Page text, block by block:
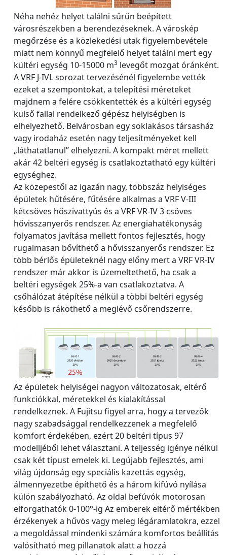
Néha nehéz helyet találni sűrűn beépített
városrészekben a berendezéseknek. A városkép
megőrzése és a közlekedési utak figyelembevétele
miatt nem könnyű megfelelő helyet találni mert egy
kültéri egység 10-15000 m3 levegőt mozgat óránként.
A VRF J-IVL sorozat tervezésénél figyelembe vették
ezeket a szempontokat, a telepítési méreteket
majdnem a felére csökkentették és a kültéri egység
külső fallal rendelkező gépész helyiségben is
elhelyezhető. Belvárosban egy soklakásos társasház
vagy irodaház esetén nagy teljesítményeket kell
„láthatatlanul” elhelyezni. A kompakt méret mellett
akár 42 beltéri egység is csatlakoztatható egy kültéri
egységhez.
Az közepestől az igazán nagy, többszáz helyiséges
épületek hűtésére, fűtésére alkalmas a VRF V-III
kétcsöves hőszivattyús és a VRF VR-IV 3 csöves
hővisszanyerős rendszer. Az energiahatékonyság
folyamatos javítása mellett fontos fejlesztés, hogy
rugalmasan bővíthető a hővisszanyerős rendszer. Ez
több bérlős épületeknél nagy előny mert a VRF VR-IV
rendszer már akkor is üzemeltethető, ha csak a
beltéri egységek 25%-a van csatlakoztatva. A
csőhálózat átépítése nélkül a többi beltéri egység
később is ráköthető a meglévő csőrendszerre.
Az épületek helyiségei nagyon változatosak, eltérő
funkciókkal, méretekkel és kialakítással
rendelkeznek. A Fujitsu figyel arra, hogy a tervezők
nagy szabadsággal rendelkezzenek a megfelelő
komfort érdekében, ezért 20 beltéri típus 97
modelljéből lehet választani. A teljesség igénye nélkül
csak két típust emelek ki. Legújabb fejlesztés, ami
világ újdonság egy speciális kazettás egység,
álmennyezetbe építhető és a három kifúvó nyílása
külön szabályozható. Az oldal befúvók motorosan
elforgathatók 0-100°-ig Az emberek eltérő mértékben
érzékenyek a hűvös vagy meleg légáramlatokra, ezzel
a megoldással mindenki számára komfortos beállítás
valósítható meg pillanatok alatt a hozzá